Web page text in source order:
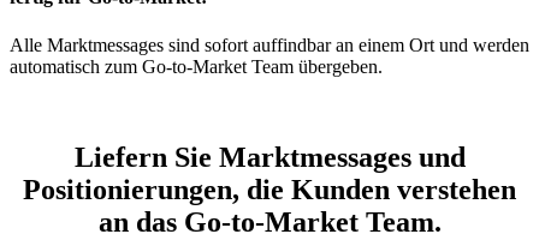
Alle Marktmessages sind sofort auffindbar an einem Ort und werden
automatisch zum Go-to-Market Team übergeben.
Liefern Sie Marktmessages und
Positionierungen, die Kunden verstehen
an das Go-to-Market Team.